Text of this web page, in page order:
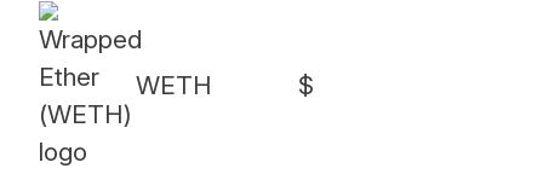
WETH $